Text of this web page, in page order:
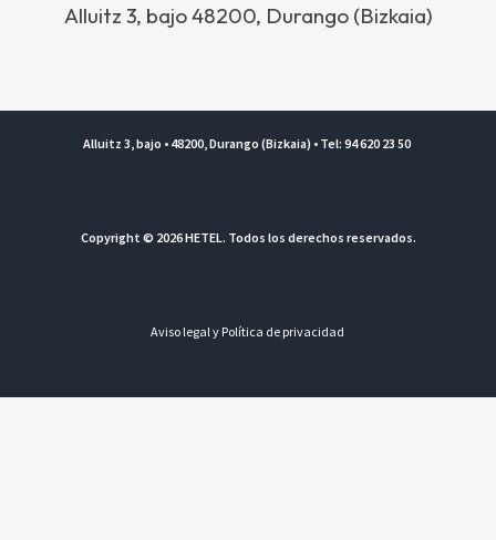
Alluitz 3, bajo 48200, Durango (Bizkaia)
Alluitz 3, bajo • 48200, Durango (Bizkaia) • Tel: 94 620 23 50
Copyright © 2026 HETEL. Todos los derechos reservados.
Aviso legal y Política de privacidad